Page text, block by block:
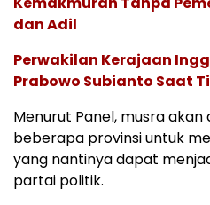
dan Adil
Perwakilan Kerajaan
Prabowo Subianto Saat
Menurut Panel, musra
beberapa provinsi untuk
yang nantinya dapat
partai politik.